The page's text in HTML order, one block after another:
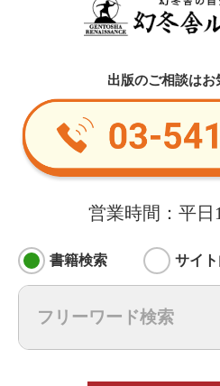
出版のご相談はお
営業時間：平日
書籍検索 サイ